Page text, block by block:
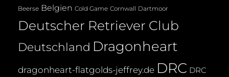
Beerse Belgien Cold Game Cornwall Dartmoor
Deutscher Retriever Club
Deutschland Dragonheart
dragonheart-flatgolds-jeffrey.de DRC DRC